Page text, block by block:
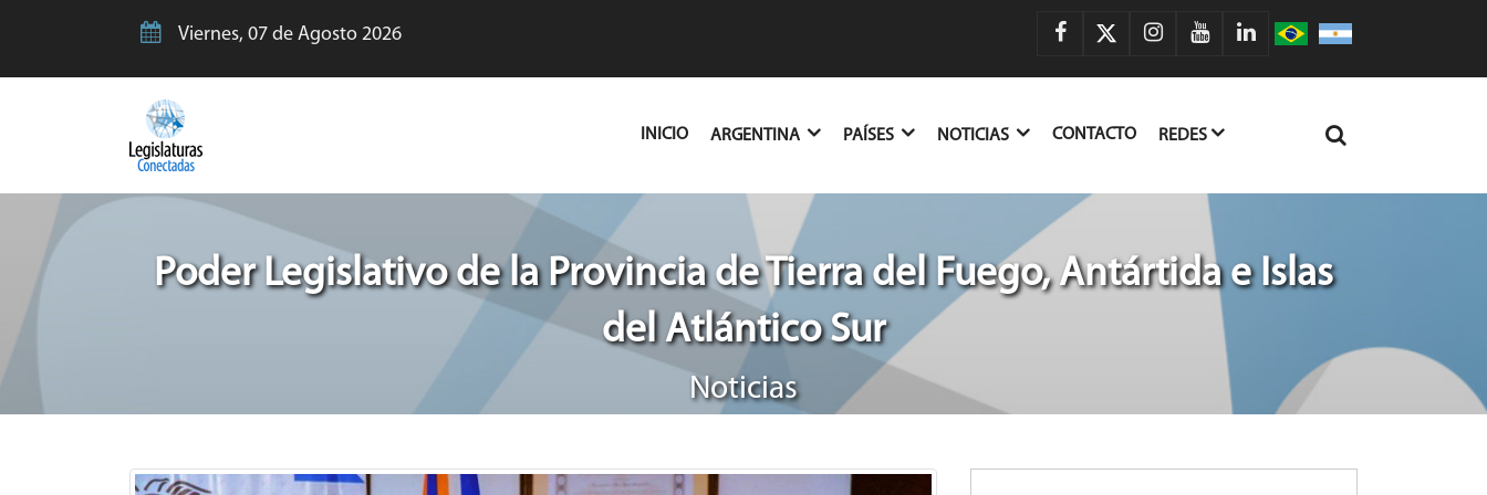
Viernes, 07 de Agosto 2026
INICIO(CURRENT)
ARGENTINA PAÍSES NOTICIAS CONTACTO REDES
Poder Legislativo de la Provincia de Tierra del Fuego, Antártida e Islas
del Atlántico Sur
Noticias